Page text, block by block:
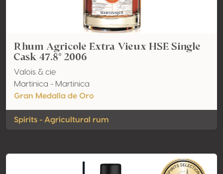
Rhum Agricole Extra Vieux HSE Single
Cask 47.8° 2006
Valois & cie
Martinica - Martinica
Gran Medalla de Oro
Spirits - Agricultural rum